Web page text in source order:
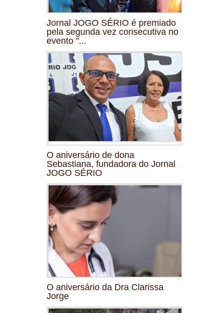
Jornal JOGO SÉRIO é premiado
pela segunda vez consecutiva no
evento "...
O aniversário de dona
Sebastiana, fundadora do Jornal
JOGO SÉRIO
O aniversário da Dra Clarissa
Jorge